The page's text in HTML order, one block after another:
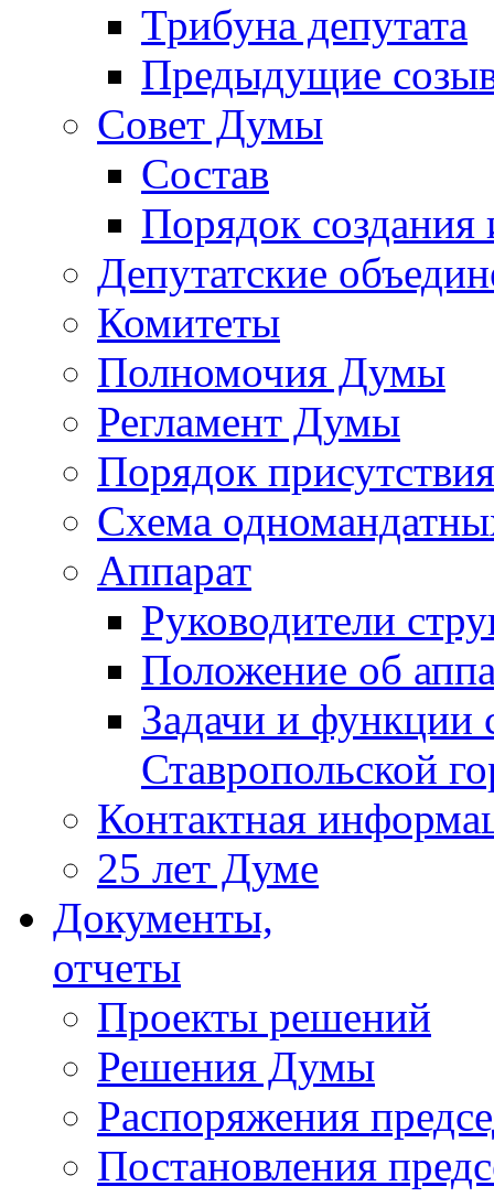
Трибуна депутата
Предыдущие
Совет Думы
Состав
Порядок создания
Депутатские
Комитеты
Полномочия Думы
Регламент Думы
Порядок
Схема
Аппарат
Руководители
Положение об
Задачи и функции
Ставропольской
Контактная
25 лет Думе
Документы,
отчеты
Проекты решений
Решения Думы
Распоряжения
Постановления